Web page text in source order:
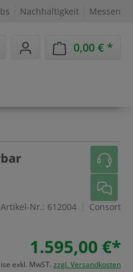
Nachhaltigkeit Messen
haben 0 Artikel auf dem
0,00 €
Artikel-Nr.: 612004 Consort
1.595,00 €*
exkl. MwST. zzgl. Versandkosten